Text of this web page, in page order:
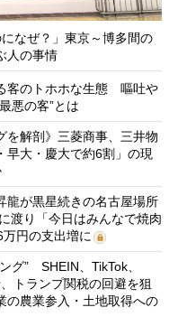
なぜ？」東京～博多間の
人の事情
客のトホホな生態 嘔吐や
悪の客”とは
を解剖》三菱商事、三井物
早大・慶大で約6割」の現
龍が黒星続きの名古屋場所
渡り「今日はみんなで焼肉
円の支出増に
グ” SHEIN、TikTok、
トランプ関税の回避を狙
農業参入・土地取得への